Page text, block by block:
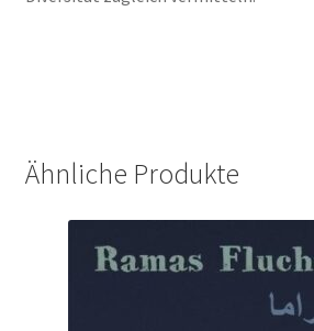
Ähnliche Produkte